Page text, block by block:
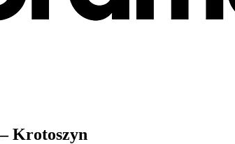
Krotoszyn